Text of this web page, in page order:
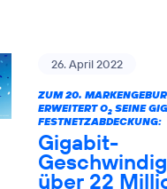
26. April 2022
ZUM 20.
ERWEITERT O2SEINE
FESTNETZABDECKUNG:
Gigabit-
über 22